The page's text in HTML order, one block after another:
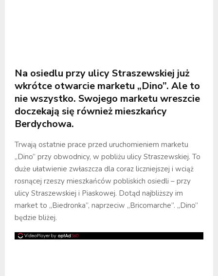
Na osiedlu przy ulicy Straszewskiej już
wkrótce otwarcie marketu „Dino”. Ale to
nie wszystko. Swojego marketu wreszcie
doczekają się również mieszkańcy
Berdychowa.
Trwają ostatnie prace przed uruchomieniem marketu
„Dino” przy obwodnicy, w pobliżu ulicy Straszewskiej. To
duże ułatwienie zwłaszcza dla coraz liczniejszej i wciąż
rosnącej rzeszy mieszkańców pobliskich osiedli – przy
ulicy Straszewskiej i Piaskowej. Dotąd najbliższy im
market to „Biedronka”, naprzeciw „Bricomarche”. „Dino”
będzie bliżej.